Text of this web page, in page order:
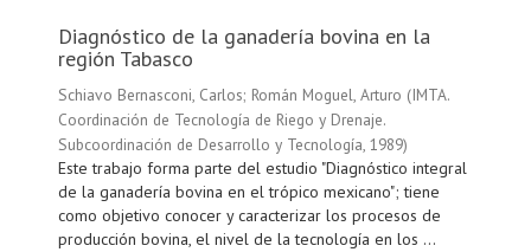
Diagnóstico de la ganadería bovina en la
región Tabasco
Schiavo Bernasconi, Carlos; Román Moguel, Arturo (IMTA.
Coordinación de Tecnología de Riego y Drenaje.
Subcoordinación de Desarrollo y Tecnología, 1989)
Este trabajo forma parte del estudio "Diagnóstico integral
de la ganadería bovina en el trópico mexicano"; tiene
como objetivo conocer y caracterizar los procesos de
producción bovina, el nivel de la tecnología en los ...